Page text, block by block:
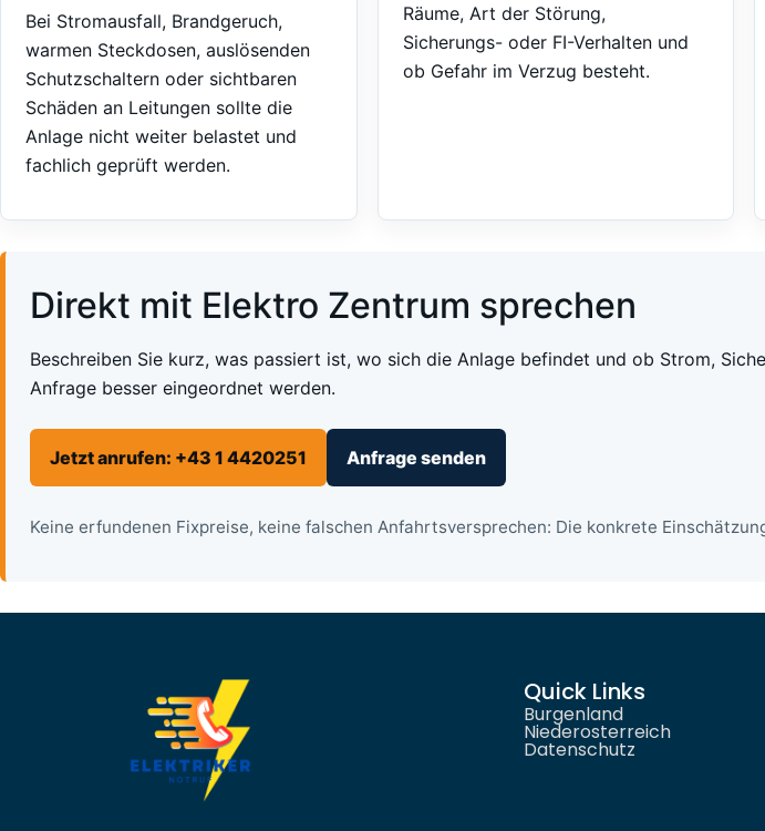
Bei Stromausfall, Brandgeruch,
warmen Steckdosen, auslösenden
Schutzschaltern oder sichtbaren
Schäden an Leitungen sollte die
Anlage nicht weiter belastet und
fachlich geprüft werden.
Räume, Art der Störung,
Sicherungs- oder FI-Verhalten und
ob Gefahr im Verzug besteht.
Direkt mit Elektro Zentrum sprechen
Beschreiben Sie kurz, was passiert ist, wo sich die Anlage befindet und ob Strom,
Anfrage besser eingeordnet werden.
Jetzt anrufen: +43 1 4420251 Anfrage senden
Keine erfundenen Fixpreise, keine falschen Anfahrtsversprechen: Die konkrete
Quick Links
Burgenland
Niederosterreich
Datenschutz